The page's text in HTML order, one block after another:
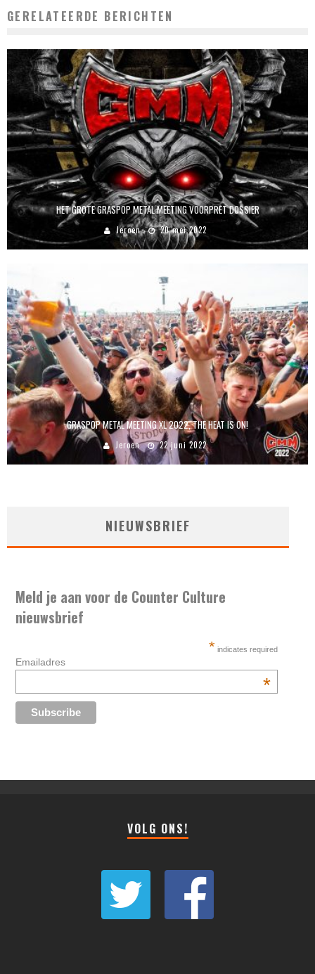
GERELATEERDE BERICHTEN
HET GROTE GRASPOP METAL MEETING VOORPRET DOSSIER
Jeroen 20 mei 2022
GRASPOP METAL MEETING XL 2022, THE HEAT IS ON!
Jeroen 22 juni 2022
NIEUWSBRIEF
Meld je aan voor de Counter Culture
nieuwsbrief
* indicates required
Emailadres
*
VOLG ONS!